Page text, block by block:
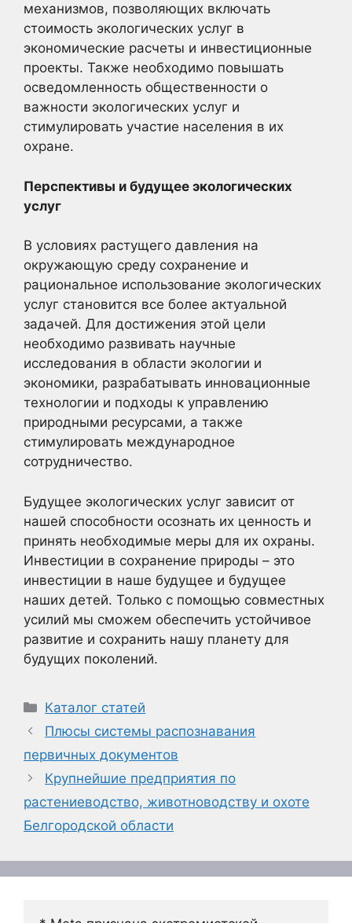
механизмов, позволяющих включать
стоимость экологических услуг в
экономические расчеты и инвестиционные
проекты. Также необходимо повышать
осведомленность общественности о
важности экологических услуг и
стимулировать участие населения в их
охране.
Перспективы и будущее экологических
услуг
В условиях растущего давления на
окружающую среду сохранение и
рациональное использование экологических
услуг становится все более актуальной
задачей. Для достижения этой цели
необходимо развивать научные
исследования в области экологии и
экономики, разрабатывать инновационные
технологии и подходы к управлению
природными ресурсами, а также
стимулировать международное
сотрудничество.
Будущее экологических услуг зависит от
нашей способности осознать их ценность и
принять необходимые меры для их охраны.
Инвестиции в сохранение природы – это
инвестиции в наше будущее и будущее
наших детей. Только с помощью совместных
усилий мы сможем обеспечить устойчивое
развитие и сохранить нашу планету для
будущих поколений.
Рубрики
Каталог статей
Плюсы системы распознавания
первичных документов
Крупнейшие предприятия по
растениеводство, животноводству и охоте
Белгородской области